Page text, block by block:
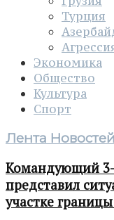
Турция
Экономика
Общество
Культура
Спорт
Лента Новостей
Командующий
представил
участке